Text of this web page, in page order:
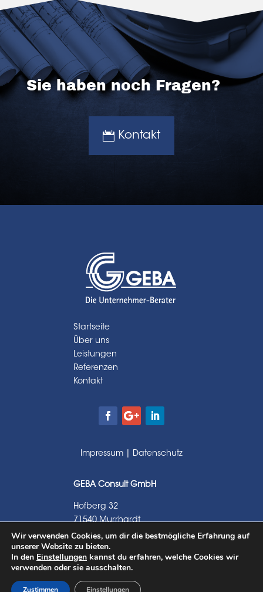
Sie haben noch Fragen?
Kontakt
Startseite
Über uns
Leistungen
Referenzen
Kontakt
Impressum| Datenschutz
GEBA Consult GmbH
Hofberg 32
71540 Murrhardt
Wir verwenden Cookies, um dir die bestmögliche Erfahrung auf
unserer Website zu bieten.
In den Einstellungen kannst du erfahren, welche Cookies wir
verwenden oder sie ausschalten.
Zustimmen Einstellungen